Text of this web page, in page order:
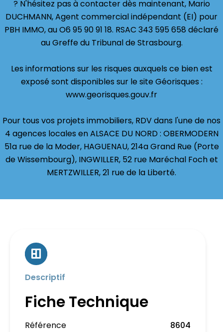
? N'hésitez pas à contacter dès maintenant, Mario
DUCHMANN, Agent commercial indépendant (EI) pour
PBH IMMO, au O6 95 90 91 18. RSAC 343 595 658 déclaré
au Greffe du Tribunal de Strasbourg.
Les informations sur les risques auxquels ce bien est
exposé sont disponibles sur le site Géorisques :
www.georisques.gouv.fr
Pour tous vos projets immobiliers, RDV dans l'une de nos
4 agences locales en ALSACE DU NORD : OBERMODERN
51a rue de la Moder, HAGUENAU, 214a Grand Rue (Porte
de Wissembourg), INGWILLER, 52 rue Maréchal Foch et
MERTZWILLER, 21 rue de la Liberté.
Descriptif
Fiche Technique
Référence
8604